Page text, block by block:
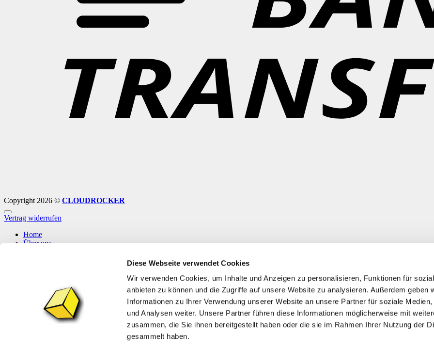
Diese Webseite verwendet Cookies
Wir verwenden Cookies, um Inhalte und Anzeigen zu personalisieren, Funktionen für
anbieten zu können und die Zugriffe auf unsere Website zu analysieren. Außerdem geben
Informationen zu Ihrer Verwendung unserer Website an unsere Partner für soziale Medien,
und Analysen weiter. Unsere Partner führen diese Informationen möglicherweise mit
zusammen, die Sie ihnen bereitgestellt haben oder die sie im Rahmen Ihrer Nutzung der
gesammelt haben.
Copyright 2026 © CLOUDROCKER
Vertrag widerrufen
Home
Über uns
Anmelden
Erforderlich